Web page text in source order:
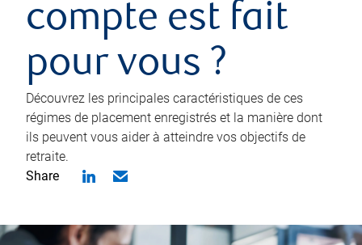
compte est fait
pour vous ?
Découvrez les principales caractéristiques de ces
régimes de placement enregistrés et la manière dont
ils peuvent vous aider à atteindre vos objectifs de
retraite.
Share